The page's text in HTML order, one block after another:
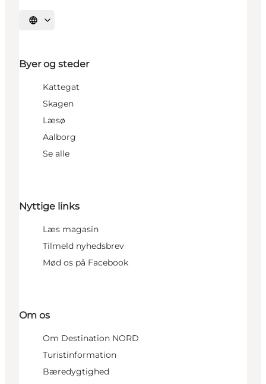
Vælg sprog
Byer og steder
Kattegat
Skagen
Læsø
Aalborg
Se alle
Nyttige links
Læs magasin
Tilmeld nyhedsbrev
Mød os på Facebook
Om os
Om Destination NORD
Turistinformation
Bæredygtighed